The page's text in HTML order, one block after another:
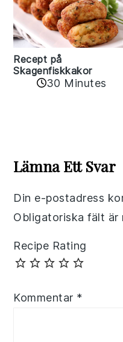
Recept på
Skagenfiskkakor
30 Minutes
Interactions
Lämna Ett Svar
Din e-postadress
Obligatoriska fält är
Recipe Rating
Kommentar *